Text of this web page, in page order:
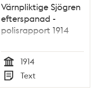
Värnpliktige Sjögren
efterspanad -
polisrapport 1914
Tid
1914
Typ
Text